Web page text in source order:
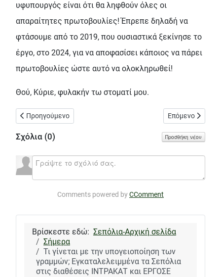
υφυπουργός είναι ότι θα ληφθούν όλες οι
απαραίτητες πρωτοβουλίες! Έπρεπε δηλαδή να
φτάσουμε από το 2019, που ουσιαστικά ξεκίνησε το
έργο, στο 2024, για να αποφασίσει κάποιος να πάρει
πρωτοβουλίες ώστε αυτό να ολοκληρωθεί!
Θού, Κύριε, φυλακήν τω στοματί μου.
Προηγούμενο άρθρο: Τα Σεπόλια και η τεχνητή νοημοσύνη που
Προηγούμενο Επόμενο άρθρο:
Επόμενο
Σχόλια (0) Προσθήκη νέου
Comments powered byCComment
Βρίσκεστε εδώ: Σεπόλια-Αρχική σελίδα
Σήμερα
Τι γίνεται με την υπογειοποίηση των
γραμμών; Εγκαταλελειμμένα τα Σεπόλια
στις διαθέσεις ΙΝΤΡΑΚΑΤ και ΕΡΓΟΣΕ